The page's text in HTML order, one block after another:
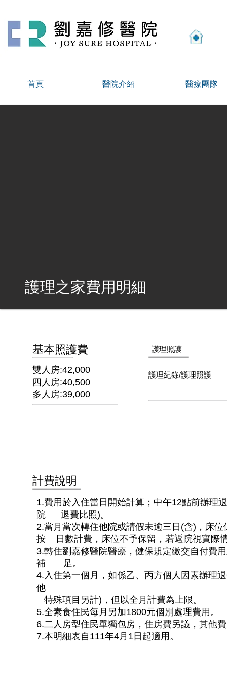
首頁 醫院介紹 醫療團隊
護理之家費用明細
基本照護費
雙人房:42,000
四人房:40,500
多人房:39,000
護理照護
護理紀錄/護理照護
計費說明
1.費用於入住當日開始計算；中午12點前辦理
院 退費比照)。
2.當月當次轉住他院或請假未逾三日(含)，床
按 日數計費，床位不予保留，若返院視實際
3.轉住劉嘉修醫院醫療，健保規定繳交自付費
補 足。
4.入住第一個月，如係乙、丙方個人因素辦理
他
特殊項目另計)， 但以全月計費為上限。
5.全素食住民每月另加1800元個別處理費用。
6.二人房型住民單獨包房，住房費另議，其他
7.本明細表自111年4月1日起適用。